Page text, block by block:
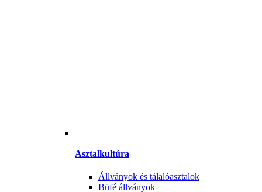
Asztalkultúra
Állványok és tálalóasztalok
Büfé állványok